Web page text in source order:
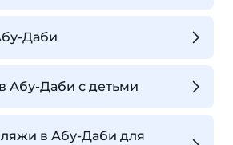
Даби
Абу-Даби с детьми
в Абу-Даби для